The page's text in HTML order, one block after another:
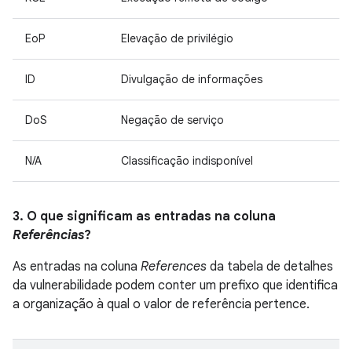
EoP Elevação de privilégio
ID Divulgação de informações
DoS Negação de serviço
N/A Classificação indisponível
3. O que significam as entradas na coluna
Referências?
As entradas na coluna References da tabela de detalhes
da vulnerabilidade podem conter um prefixo que identifica
a organização à qual o valor de referência pertence.